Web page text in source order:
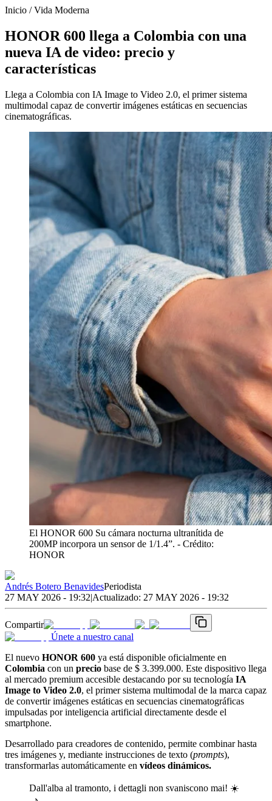
Inicio /Vida Moderna
HONOR 600 llega a Colombia con una
nueva IA de video: precio y
características
Llega a Colombia con IA Image to Video 2.0, el primer sistema
multimodal capaz de convertir imágenes estáticas en secuencias
cinematográficas.
El HONOR 600 Su cámara nocturna ultranítida de
200MP incorpora un sensor de 1/1.4”. - Crédito:
HONOR
Andrés Botero BenavidesPeriodista
27 MAY 2026 - 19:32|Actualizado: 27 MAY 2026 - 19:32
Compartir
Únete a nuestro canal
El nuevo HONOR 600 ya está disponible oficialmente en
Colombia con un precio base de $ 3.399.000. Este dispositivo llega
al mercado premium accesible destacando por su tecnología IA
Image to Video 2.0, el primer sistema multimodal de la marca capaz
de convertir imágenes estáticas en secuencias cinematográficas
impulsadas por inteligencia artificial directamente desde el
smartphone.
Desarrollado para creadores de contenido, permite combinar hasta
tres imágenes y, mediante instrucciones de texto (prompts),
transformarlas automáticamente en vídeos dinámicos.
Dall'alba al tramonto, i dettagli non svaniscono mai! ☀️